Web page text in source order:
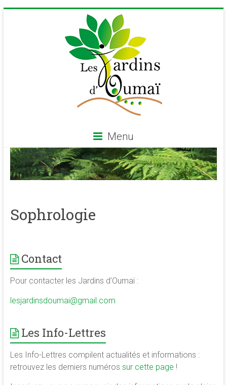
Les
Jardins
Site
d'épanouissement
conscience
de
développement
merveilleuse
<b/>sophrologie,
méditation
Menu
Sophrologie
Contact
Pour contacter les Jardins d’Oumaï :
lesjardinsdoumai@gmail.com
Les Info-Lettres
Les Info-Lettres compilent actualités et informations :
retrouvez les derniers numéros sur cette page !